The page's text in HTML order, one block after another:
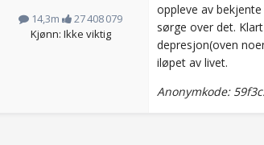
14,3m
27 408 079
Kjønn: Ikke viktig
oppleve av
sørge over det.
depresjon(oven
iløpet av livet.
Anonymkode: